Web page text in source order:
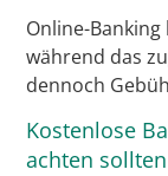
Online-
während das
dennoch
Kostenlose
achten sollten